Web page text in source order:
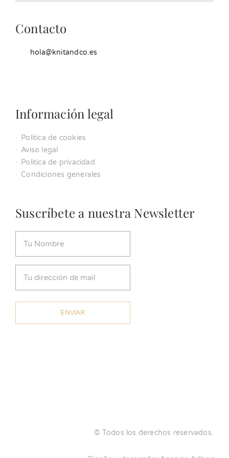
Contacto
hola@knitandco.es
Información legal
Política de cookies
Aviso legal
Política de privacidad
Condiciones generales
Suscríbete a nuestra Newsletter
© Todos los derechos reservados.